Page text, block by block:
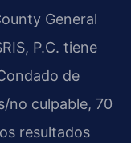
General
P.C. tiene
de
no culpable, 70
resultados